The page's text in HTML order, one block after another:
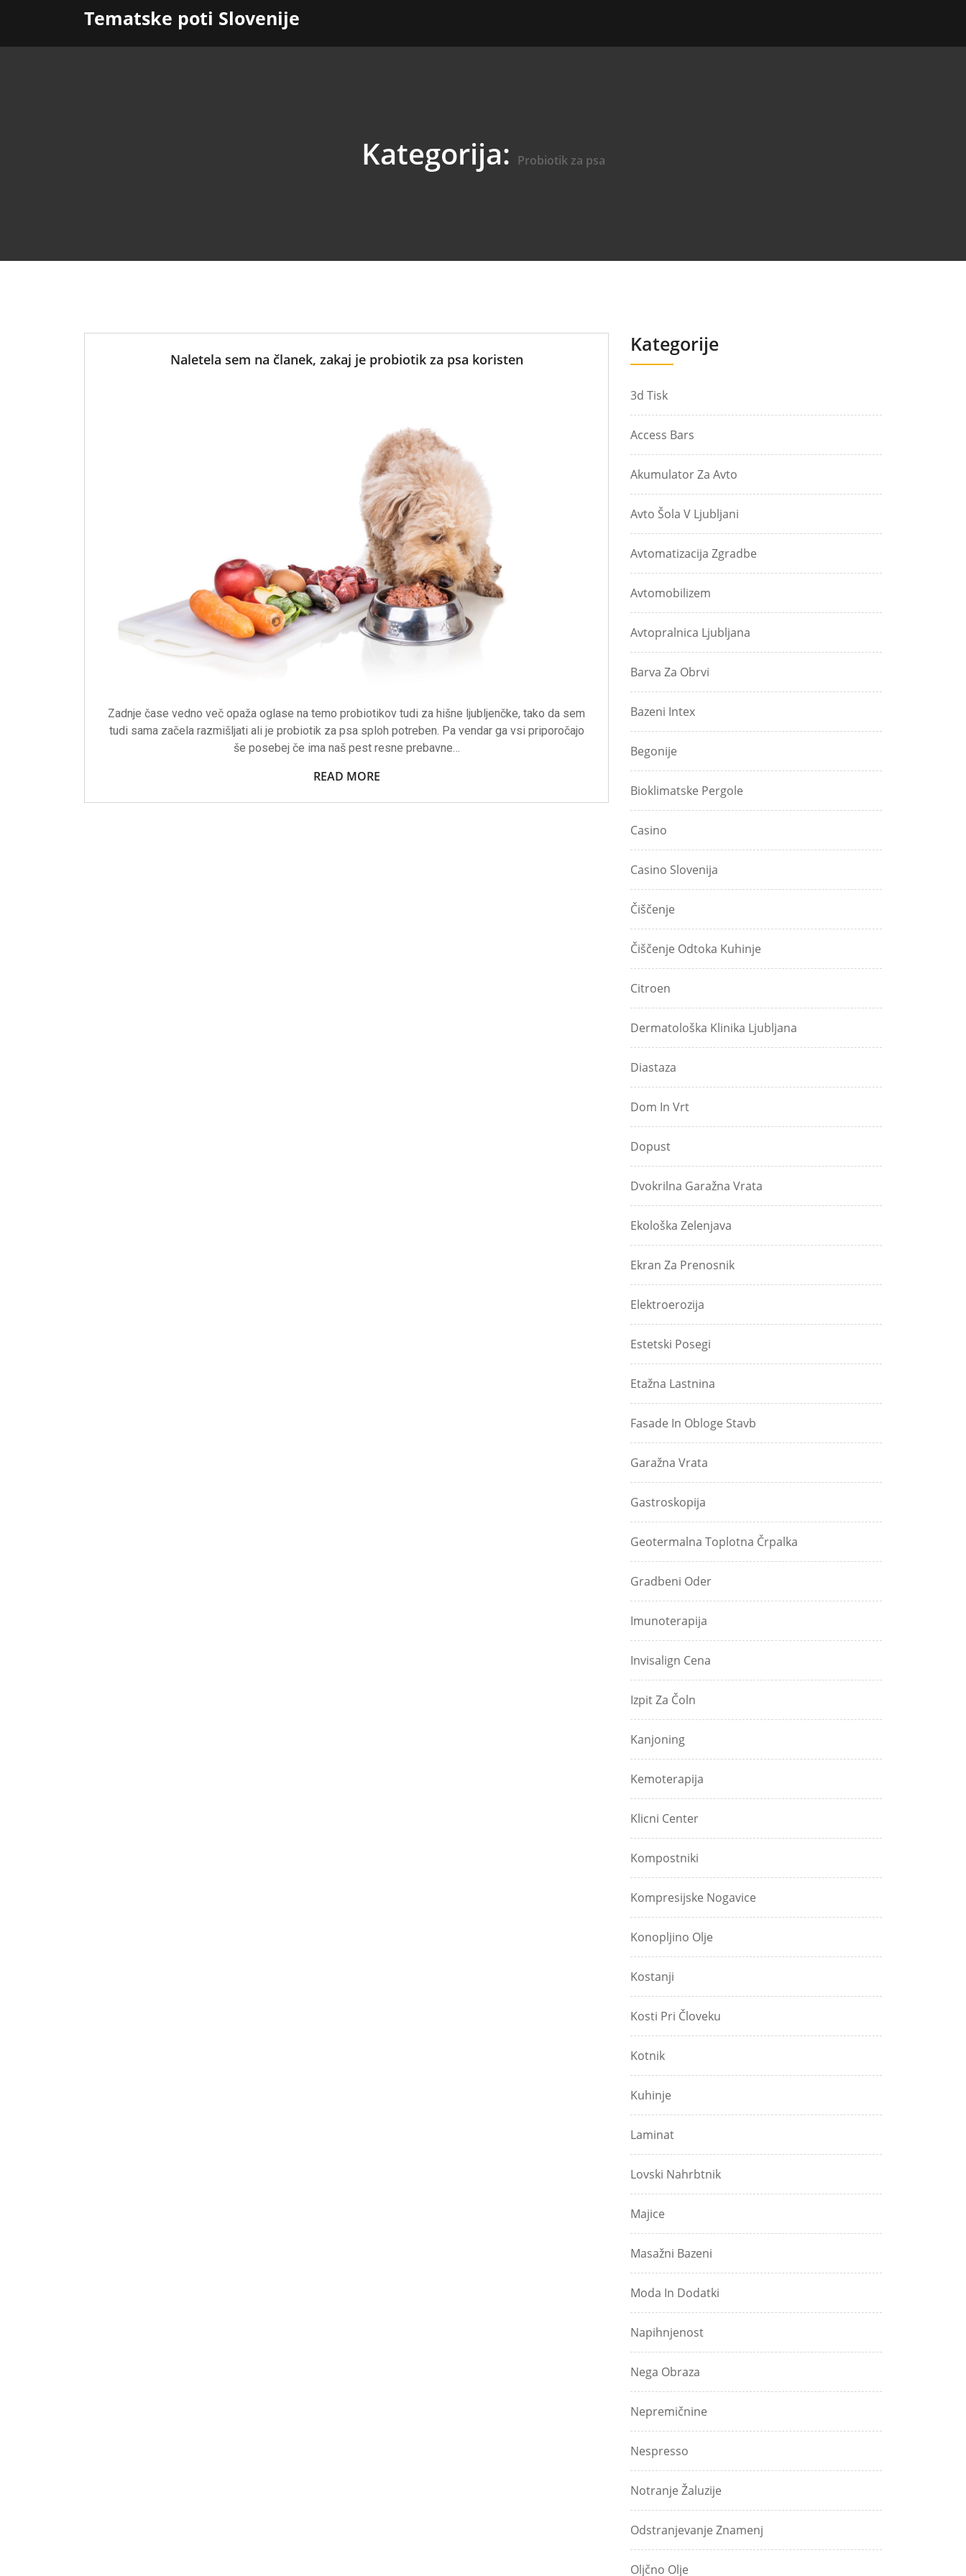
Tematske poti Slovenije
Kategorija: Probiotik za psa
Naletela sem na članek, zakaj je probiotik za psa koristen
Zadnje čase vedno več opaža oglase na temo probiotikov tudi za hišne ljubljenčke, tako da sem
tudi sama začela razmišljati ali je probiotik za psa sploh potreben. Pa vendar ga vsi priporočajo
še posebej če ima naš pest resne prebavne…
READ MORE
Kategorije
3d Tisk
Access Bars
Akumulator Za Avto
Avto Šola V Ljubljani
Avtomatizacija Zgradbe
Avtomobilizem
Avtopralnica Ljubljana
Barva Za Obrvi
Bazeni Intex
Begonije
Bioklimatske Pergole
Casino
Casino Slovenija
Čiščenje
Čiščenje Odtoka Kuhinje
Citroen
Dermatološka Klinika Ljubljana
Diastaza
Dom In Vrt
Dopust
Dvokrilna Garažna Vrata
Ekološka Zelenjava
Ekran Za Prenosnik
Elektroerozija
Estetski Posegi
Etažna Lastnina
Fasade In Obloge Stavb
Garažna Vrata
Gastroskopija
Geotermalna Toplotna Črpalka
Gradbeni Oder
Imunoterapija
Invisalign Cena
Izpit Za Čoln
Kanjoning
Kemoterapija
Klicni Center
Kompostniki
Kompresijske Nogavice
Konopljino Olje
Kostanji
Kosti Pri Človeku
Kotnik
Kuhinje
Laminat
Lovski Nahrbtnik
Majice
Masažni Bazeni
Moda In Dodatki
Napihnjenost
Nega Obraza
Nepremičnine
Nespresso
Notranje Žaluzije
Odstranjevanje Znamenj
Oljčno Olje